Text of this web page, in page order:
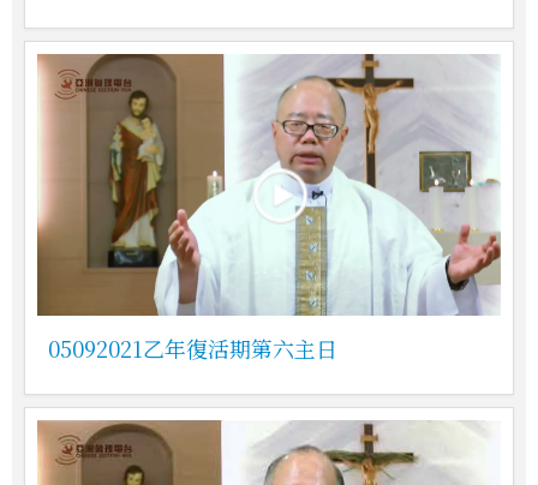
05092021乙年復活期第六主日